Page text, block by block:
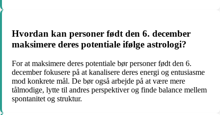
Hvordan kan personer født den 6. december
maksimere deres potentiale ifølge astrologi?
For at maksimere deres potentiale bør personer født den 6.
december fokusere på at kanalisere deres energi og entusiasme
mod konkrete mål. De bør også arbejde på at være mere
tålmodige, lytte til andres perspektiver og finde balance mellem
spontanitet og struktur.